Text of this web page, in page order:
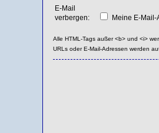
E-Mail
verbergen:
Meine E-
Alle HTML-Tags außer <b> und <i>
URLs oder E-Mail-Adressen werden